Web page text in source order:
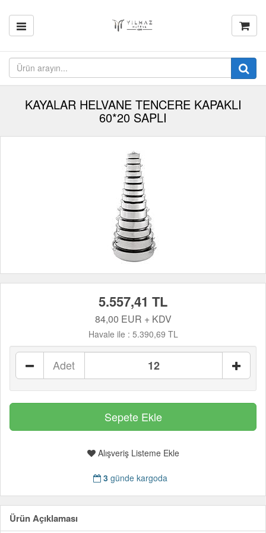
KAYALAR HELVANE TENCERE KAPAKLI
60*20 SAPLI
5.557,41 TL
84,00 EUR + KDV
Havale ile : 5.390,69 TL
Adet
Alışveriş Listeme Ekle
3günde kargoda
Ürün Açıklaması